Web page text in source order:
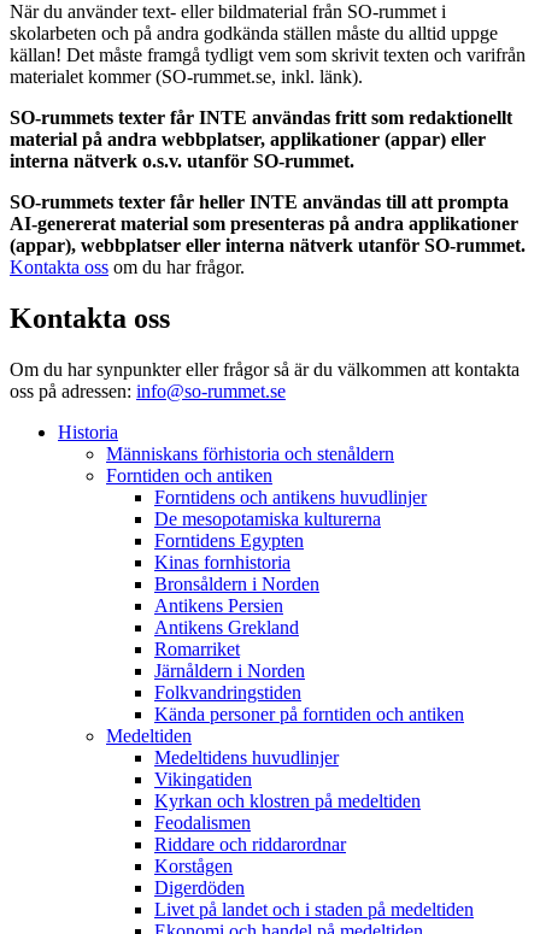
När du använder text- eller bildmaterial från SO-rummet i
skolarbeten och på andra godkända ställen måste du alltid uppge
källan! Det måste framgå tydligt vem som skrivit texten och varifrån
materialet kommer (SO-rummet.se, inkl. länk).
SO-rummets texter får INTE användas fritt som redaktionellt
material på andra webbplatser, applikationer (appar) eller
interna nätverk o.s.v. utanför SO-rummet.
SO-rummets texter får heller INTE användas till att prompta
AI-genererat material som presenteras på andra applikationer
(appar), webbplatser eller interna nätverk utanför SO-rummet.
Kontakta oss om du har frågor.
Kontakta oss
Om du har synpunkter eller frågor så är du välkommen att kontakta
oss på adressen: info@so-rummet.se
Historia
Människans förhistoria och stenåldern
Forntiden och antiken
Forntidens och antikens huvudlinjer
De mesopotamiska kulturerna
Forntidens Egypten
Kinas fornhistoria
Bronsåldern i Norden
Antikens Persien
Antikens Grekland
Romarriket
Järnåldern i Norden
Folkvandringstiden
Kända personer på forntiden och antiken
Medeltiden
Medeltidens huvudlinjer
Vikingatiden
Kyrkan och klostren på medeltiden
Feodalismen
Riddare och riddarordnar
Korstågen
Digerdöden
Livet på landet och i staden på medeltiden